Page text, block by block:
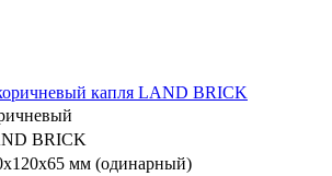
капля LAND BRICK
BRICK
мм (одинарный)